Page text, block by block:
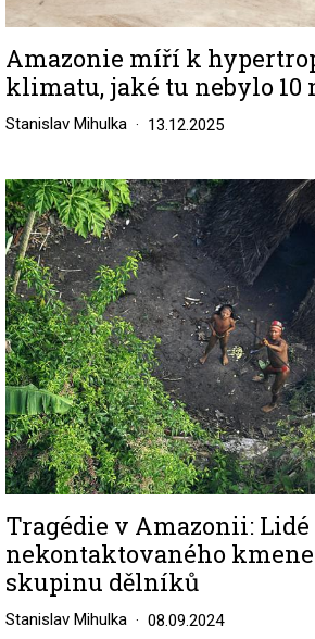
Amazonie míří k
klimatu, jaké tu nebylo
Stanislav Mihulka 13.12.2025
Image
Tragédie v Amazonii: Lidé
nekontaktovaného
skupinu dělníků
Stanislav Mihulka 08.09.2024